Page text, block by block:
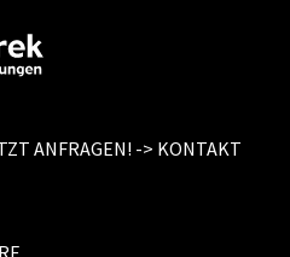
ANFRAGEN! -> KONTAKT